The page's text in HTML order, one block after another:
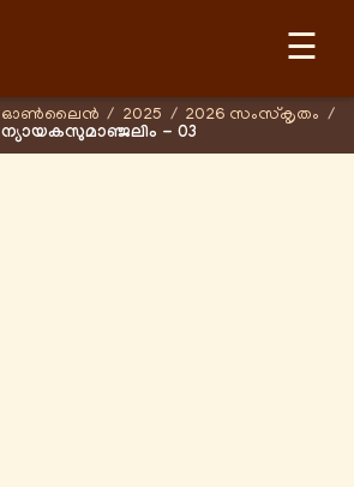
☰
ഓണ്‍ലൈന്‍ / 2025 / 2026 സംസ്കൃതം /
ന്യായകസുമാഞ്ജലിം - 03